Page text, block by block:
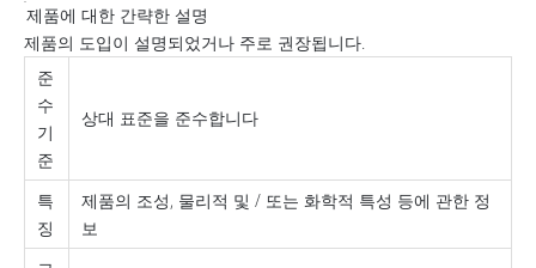
제품에 대한 간략한 설명
제품의 도입이 설명되었거나 주로 권장됩니다.
준
수
기
준
상대 표준을 준수합니다
특
징
제품의 조성, 물리적 및 / 또는 화학적 특성 등에 관한 정
보